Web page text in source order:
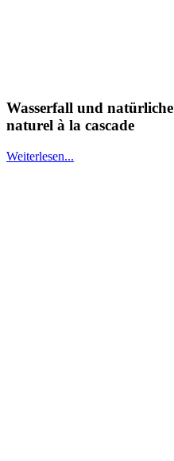
Wasserfall und
naturel à la cascade
Weiterlesen...